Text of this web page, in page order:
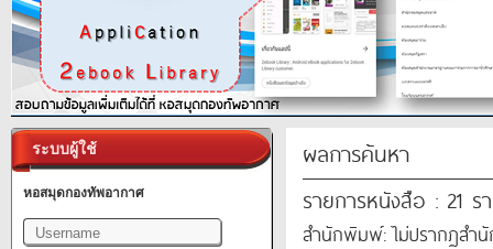
ระบบผู้ใช้
หอสมุดกองทัพอากาศ
ผลการค้นหา
รายการหนังสือ : 21 ร
สำนักพิมพ์: ไม่ปรากฏสำ